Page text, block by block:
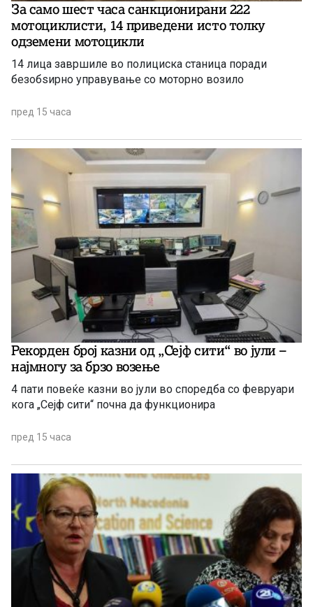
За само шест часа санкционирани 222
мотоциклисти, 14 приведени исто толку
одземени мотоцикли
14 лица завршиле во полициска станица поради
безобѕирно управување со моторно возило
пред 15 часа
Рекорден број казни од „Сејф сити“ во јули –
најмногу за брзо возење
4 пати повеќе казни во јули во споредба со февруари
кога „Сејф сити“ почна да функционира
пред 15 часа